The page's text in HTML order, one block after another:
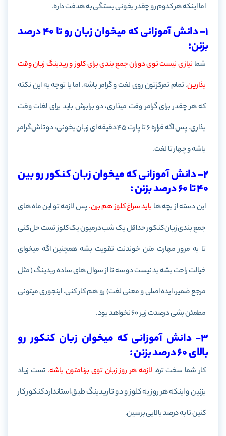
اما اینکه هر کدوم رو چقدر بخونی بستگی به هدفت داره.
1- دانش آموزانی که میخوان زبان رو تا 40 درصد
بزنن:
شما نیازی نیست توی دوران جمع بندی برای کلوز و ریدینگ زبان وقت
بذارین. تمام تمرکزتون روی لغت و گرامر باشه. اما با توجه به این نکته
که هر چقدر برای گرامر وقت میذاری، دو برابرش باید برای لغات وقت
بذاری. پس اگه قراره 6 تا پارت 45 دقیقه ای زبان بخونی، دو تاش گرامر
باشه و چهار تا لغت.
2- دانش آموزانی که میخوان زبان کنکور رو بین
40 تا 60 درصد بزنن :
این دسته از بچه ها باید سراغ کلوز هم برن. پس لازمه تو این ماه های
جمع بندی زبان کنکور حداقل یک شب درمیون یک کلوز تست حل کنی
تا به مرور مهارت متن خوندنت تقویت بشه همچنین اگه میخوای
خیالت راحت بشه بد نیست دو سه تا از سوال های ساده ریدینگ ( مثل
مرجع ضمیر، ایده اصلی و معنی لغت) رو هم کار کنی. اینجوری میتونی
مطمئن بشی درصدت زیر 60 نخواهد بود.
3- دانش آموزانی که میخوان زبان کنکور رو
بالای 60 درصد بزنن :
کار شما سخت تره. لازمه هر روز زبان توی برنامتون باشه. تست زیاد
بزنین و اینکه هر روز یه کلوز و دو تا ریدینگ طبق استاندارد کنکور کار
کنین تا به درصد بالایی برسین.